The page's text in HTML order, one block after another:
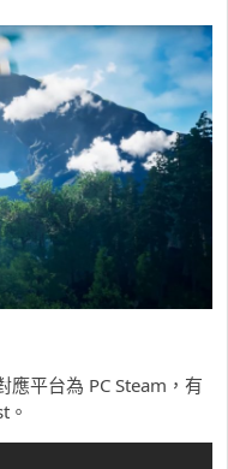
應平台為 PC Steam，有